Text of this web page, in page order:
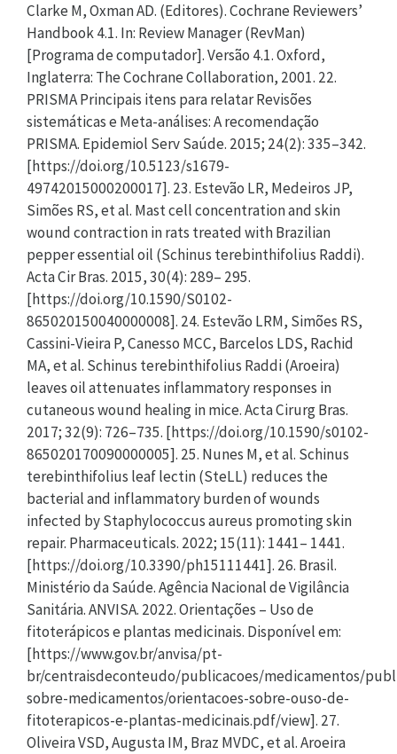
Clarke M, Oxman AD. (Editores). Cochrane Reviewers’
Handbook 4.1. In: Review Manager (RevMan)
[Programa de computador]. Versão 4.1. Oxford,
Inglaterra: The Cochrane Collaboration, 2001. 22.
PRISMA Principais itens para relatar Revisões
sistemáticas e Meta-análises: A recomendação
PRISMA. Epidemiol Serv Saúde. 2015; 24(2): 335–342.
[https://doi.org/10.5123/s1679-
49742015000200017]. 23. Estevão LR, Medeiros JP,
Simões RS, et al. Mast cell concentration and skin
wound contraction in rats treated with Brazilian
pepper essential oil (Schinus terebinthifolius Raddi).
Acta Cir Bras. 2015, 30(4): 289– 295.
[https://doi.org/10.1590/S0102-
865020150040000008]. 24. Estevão LRM, Simões RS,
Cassini-Vieira P, Canesso MCC, Barcelos LDS, Rachid
MA, et al. Schinus terebinthifolius Raddi (Aroeira)
leaves oil attenuates inflammatory responses in
cutaneous wound healing in mice. Acta Cirurg Bras.
2017; 32(9): 726–735. [https://doi.org/10.1590/s0102-
865020170090000005]. 25. Nunes M, et al. Schinus
terebinthifolius leaf lectin (SteLL) reduces the
bacterial and inflammatory burden of wounds
infected by Staphylococcus aureus promoting skin
repair. Pharmaceuticals. 2022; 15(11): 1441– 1441.
[https://doi.org/10.3390/ph15111441]. 26. Brasil.
Ministério da Saúde. Agência Nacional de Vigilância
Sanitária. ANVISA. 2022. Orientações – Uso de
fitoterápicos e plantas medicinais. Disponível em:
[https://www.gov.br/anvisa/pt-
br/centraisdeconteudo/publicacoes/medicamentos/
sobre-medicamentos/orientacoes-sobre-ouso-de-
fitoterapicos-e-plantas-medicinais.pdf/view]. 27.
Oliveira VSD, Augusta IM, Braz MVDC, et al. Aroeira